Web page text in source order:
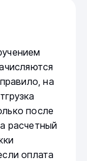
на
после
расчетный
оплата